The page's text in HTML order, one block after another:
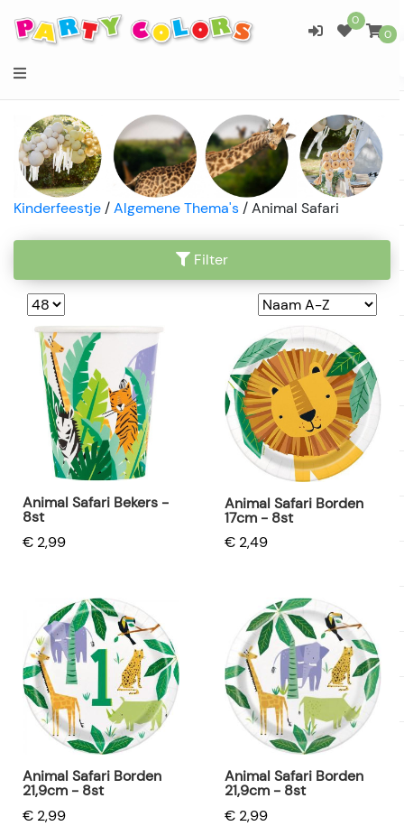
0
0
Kinderfeestje /Algemene Thema's /Animal Safari
Filter
Animal Safari Bekers -
8st
€ 2,99
Animal Safari Borden
17cm - 8st
€ 2,49
Animal Safari Borden
21,9cm - 8st
€ 2,99
Animal Safari Borden
21,9cm - 8st
€ 2,99